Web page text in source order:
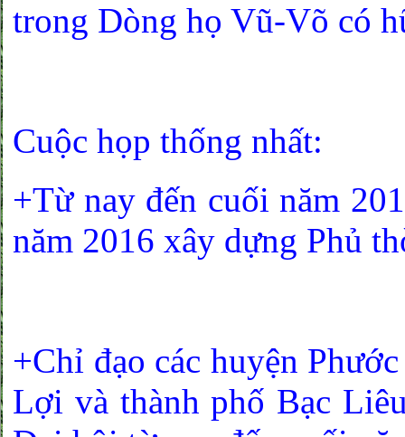
trong Dòng họ Vũ-Võ có
Cuộc họp thống nhất:
+Từ nay đến cuối năm
năm 2016 xây dựng Phủ
+Chỉ đạo các huyện
Lợi và thành phố Bạc